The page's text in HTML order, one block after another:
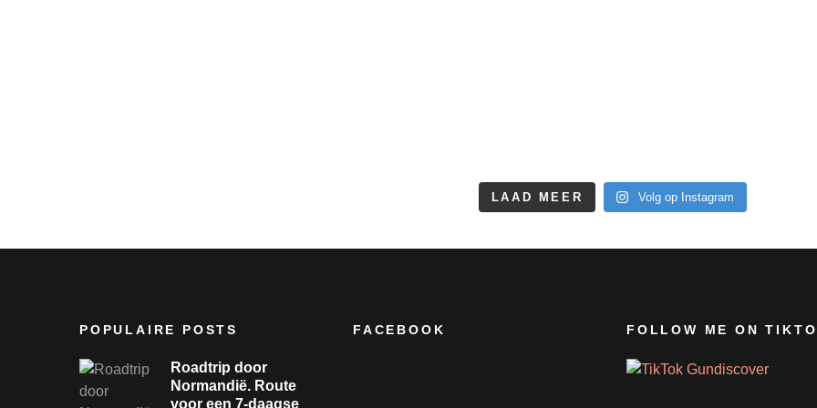
LAAD MEER Volg op Instagram
POPULAIRE POSTS
Roadtrip door
Normandië. Route
voor een 7-daagse
FACEBOOK FOLLOW ME ON